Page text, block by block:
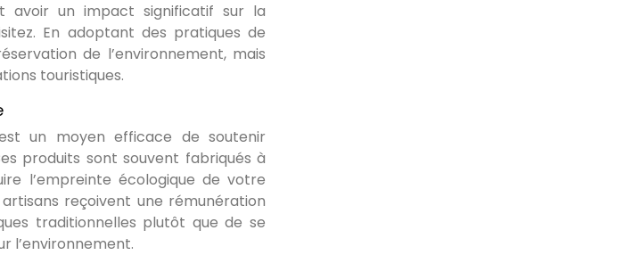
avoir un impact significatif sur la
En adoptant des pratiques de
de l’environnement, mais
touristiques.
un moyen efficace de soutenir
produits sont souvent fabriqués à
l’empreinte écologique de votre
reçoivent une rémunération
traditionnelles plutôt que de se
l’environnement.